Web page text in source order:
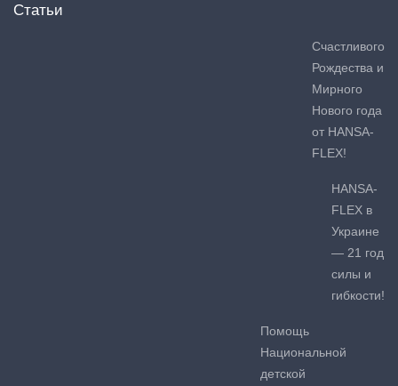
Статьи
Счастливого
Рождества и
Мирного
Нового года
от HANSA-
FLEX!
HANSA-
FLEX в
Украине
— 21 год
силы и
гибкости!
Помощь
Национальной
детской